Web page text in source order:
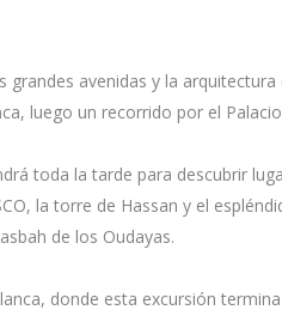
avenidas y la
luego un recorrido por el
toda la tarde para descubrir
la torre de Hassan y el
de los Oudayas.
donde esta excursión